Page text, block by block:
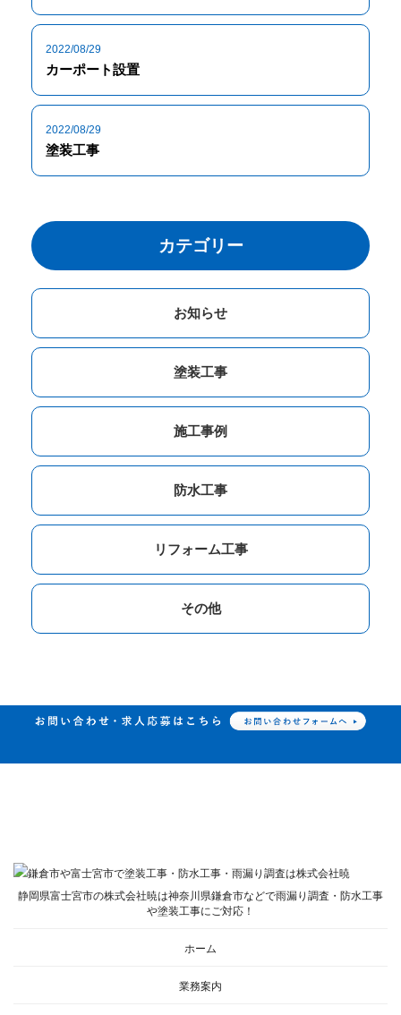
2022/08/29
カーポート設置
2022/08/29
塗装工事
カテゴリー
お知らせ
塗装工事
施工事例
防水工事
リフォーム工事
その他
静岡県富士宮市の株式会社暁は神奈川県鎌倉市などで雨漏り調査・防水工事
や塗装工事にご対応！
ホーム
業務案内